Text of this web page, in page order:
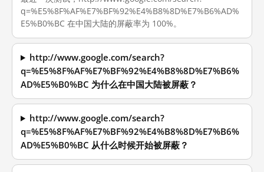
q=%E5%8F%AF%E7%BF%92%E4%B8%8D%E7%B6%AD%
E5%B0%BC 在中国大陆的屏蔽率为 100%。
http://www.google.com/search?
q=%E5%8F%AF%E7%BF%92%E4%B8%8D%E7%B6%
AD%E5%B0%BC 为什么在中国大陆被屏蔽？
http://www.google.com/search?
q=%E5%8F%AF%E7%BF%92%E4%B8%8D%E7%B6%
AD%E5%B0%BC 从什么时候开始被屏蔽？